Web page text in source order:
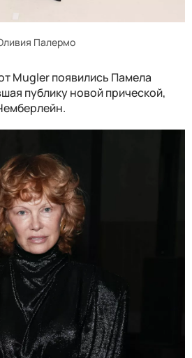
Палермо
Mugler появились Памела
публику новой прической,